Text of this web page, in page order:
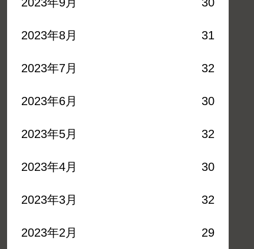
2023年8月 31
2023年7月 32
2023年6月 30
2023年5月 32
2023年4月 30
2023年3月 32
2023年2月 29